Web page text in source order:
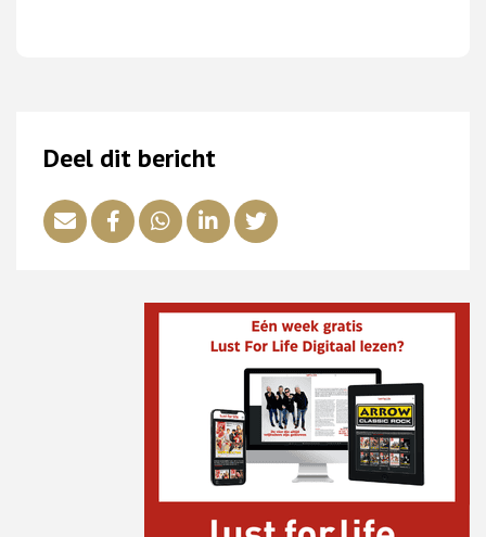
Deel dit bericht